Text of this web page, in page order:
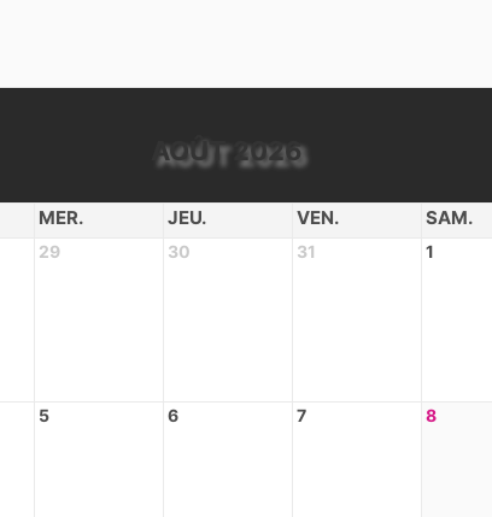
AOÛT 2026
MER. JEU. VEN. SAM.
29 30 31 1
5 6 7 8